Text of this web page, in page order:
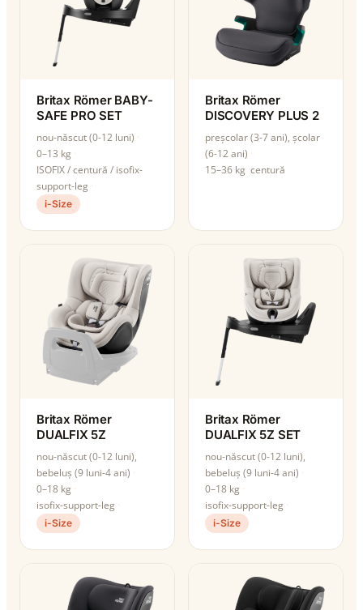
Britax Römer BABY-
SAFE PRO SET
nou-născut (0-12 luni)
0–13 kg
ISOFIX / centură / isofix-
support-leg
i-Size
Britax Römer
DISCOVERY PLUS 2
preșcolar (3-7 ani), școlar
(6-12 ani)
15–36 kg centură
Britax Römer
DUALFIX 5Z
nou-născut (0-12 luni),
bebeluș (9 luni-4 ani)
0–18 kg
isofix-support-leg
i-Size
Britax Römer
DUALFIX 5Z SET
nou-născut (0-12 luni),
bebeluș (9 luni-4 ani)
0–18 kg
isofix-support-leg
i-Size